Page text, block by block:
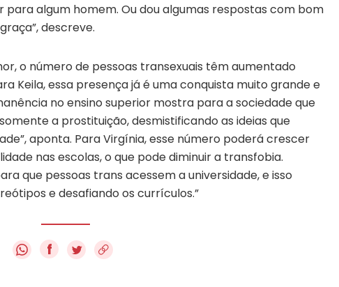
para algum homem. Ou dou algumas respostas com bom
descreve.
o número de pessoas transexuais têm aumentado
Keila, essa presença já é uma conquista muito grande e
no ensino superior mostra para a sociedade que
a prostituição, desmistificando as ideias que
aponta. Para Virgínia, esse número poderá crescer
nas escolas, o que pode diminuir a transfobia.
que pessoas trans acessem a universidade, e isso
e desafiando os currículos.”
f